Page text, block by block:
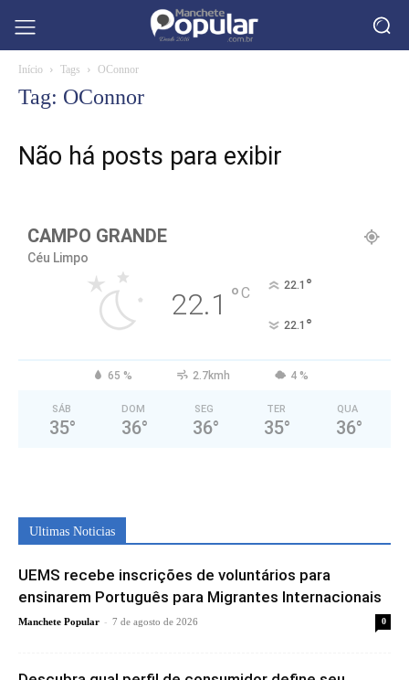
Início Tags OConnor
Tag: OConnor
Não há posts para exibir
CAMPO GRANDE
Céu Limpo
22.1 °C 22.1 °
22.1 °
65 % 2.7kmh 4 %
SÁB
35°
DOM
36°
SEG
36°
TER
35°
QUA
36°
Ultimas Noticias
UEMS recebe inscrições de voluntários para
ensinarem Português para Migrantes Internacionais
Manchete Popular - 7 de agosto de 2026 0